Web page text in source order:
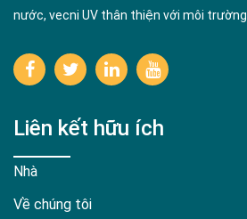
nước, vecni UV thân thiện với môi trường.
Liên kết hữu ích
Nhà
Về chúng tôi